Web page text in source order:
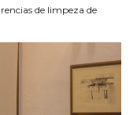
de limpeza de